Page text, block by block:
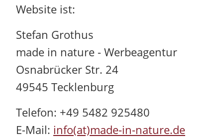
Website ist:
Stefan Grothus
made in nature - Werbeagentur
Osnabrücker Str. 24
49545 Tecklenburg
Telefon: +49 5482 925480
E-Mail: info(at)made-in-nature.de